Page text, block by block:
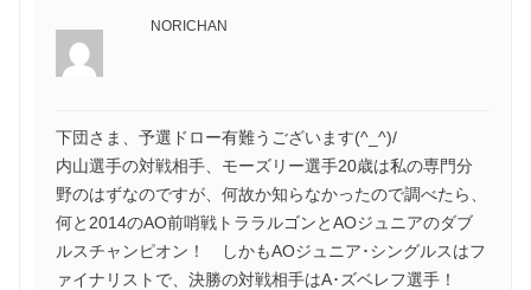
NORICHAN
下団さま、予選ドロー有難うございます(^_^)/
内山選手の対戦相手、モーズリー選手20歳は私の専門分
野のはずなのですが、何故か知らなかったので調べたら、
何と2014のAO前哨戦トララルゴンとAOジュニアのダブ
ルスチャンピオン！ しかもAOジュニア･シングルスはフ
ァイナリストで、決勝の対戦相手はA･ズベレフ選手！